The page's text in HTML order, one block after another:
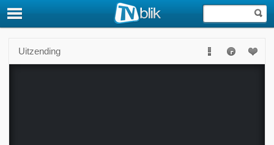
Uitzending